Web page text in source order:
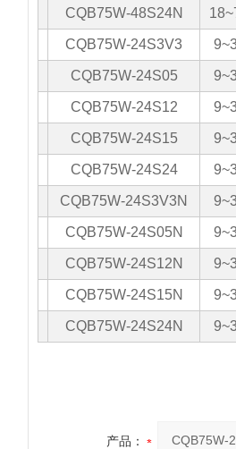
CQB75W-48S24N
CQB75W-24S3V3
CQB75W-24S05
CQB75W-24S12
CQB75W-24S15
CQB75W-24S24
CQB75W-24S3V3N
CQB75W-24S05N
CQB75W-24S12N
CQB75W-24S15N
CQB75W-24S24N
产品：